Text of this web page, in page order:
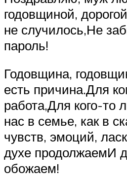
годовщиной,
не случилось,Не
пароль!
Годовщина,
есть причина.Для
работа,Для кого-то
нас в семье, как в
чувств, эмоций,
духе продолжаемИ
обожаем!